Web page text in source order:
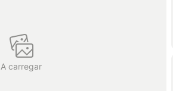
A carregar